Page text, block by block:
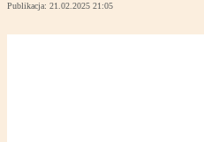
Publikacja: 21.02.2025 21:05